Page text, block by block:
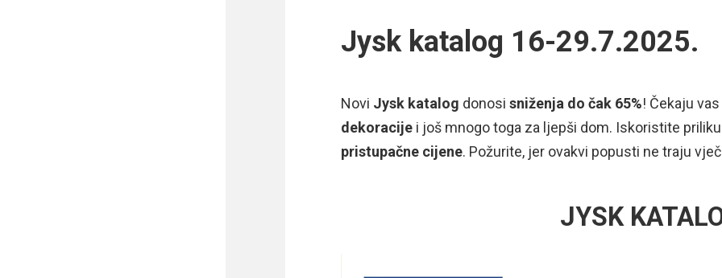
Jysk katalog 16-29.7.2025.
Novi Jysk katalog donosi sniženja do čak 65%! Čekaju
dekoracije i još mnogo toga za ljepši dom. Iskoristite
pristupačne cijene. Požurite, jer ovakvi popusti ne traju
JYSK